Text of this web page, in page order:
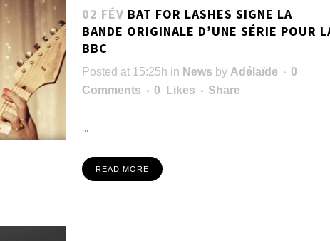
02 FÉV BAT FOR LASHES SIGNE LA
BANDE ORIGINALE D’UNE SÉRIE POUR
BBC
Posted at 15:25h in News by Adélaïde
0
Comments
0 Likes Share
...
READ MORE